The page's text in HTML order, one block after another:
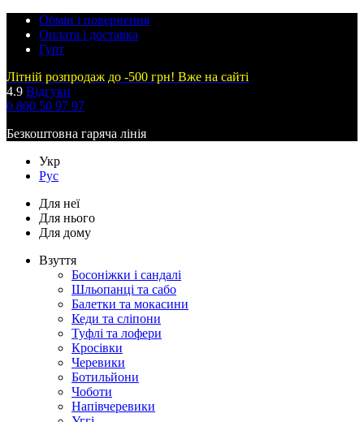
Обмін і повернення
Оплата і доставка
Гурт
Літній розпродаж до -500 грн! Вже на сайті
4.9 Відгуки
0 800 50 97 97
Безкоштовна гаряча лінія
Укр
Рус
Для неї
Для нього
Для дому
Взуття
Босоніжки і сандалі
Шльопанці та сабо
Балетки та мокасини
Кеди та сліпони
Туфлі та лофери
Кросівки
Черевики
Ботильйони
Чоботи
Напівчеревики